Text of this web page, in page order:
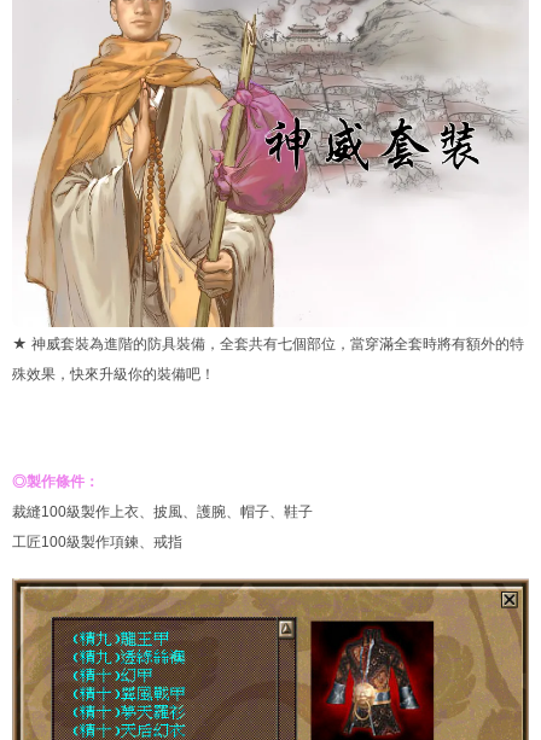
★ 神威套裝為進階的防具裝備，全套共有七個部位，當穿滿全套時將有額外的特
殊效果，快來升級你的裝備吧！
◎製作條件：
裁縫100級製作上衣、披風、護腕、帽子、鞋子
工匠100級製作項鍊、戒指